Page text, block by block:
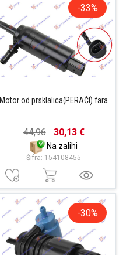
-33%
Motor od prsklalica(PERAČI) fara
44,96 30,13 €
Na zalihi
Šifra: 154108455
-30%